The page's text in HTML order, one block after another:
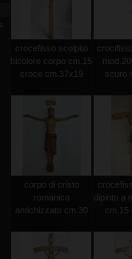
crocefisso scolpito
bicolore corpo cm.15
croce cm.37x19
scuro
corpo di cristo
romanico
antichizzato cm.30
dipinto a
cm.15